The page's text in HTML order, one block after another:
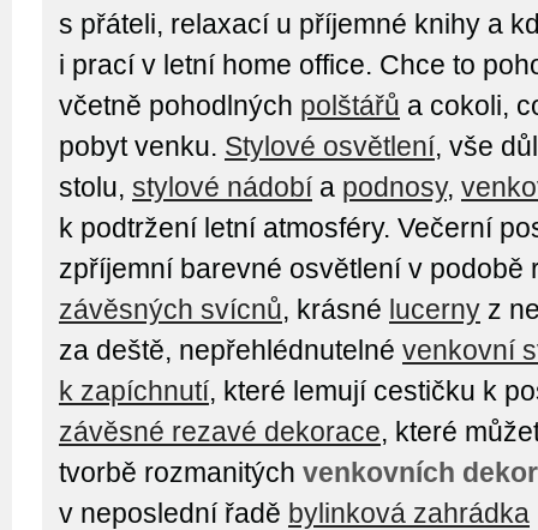
s přáteli, relaxací u příjemné knihy a
i prací v letní home office. Chce to
včetně pohodlných polštářů a cokoli,
pobyt venku. Stylové osvětlení, vše
stolu, stylové nádobí a podnosy,
k podtržení letní atmosféry. Večerní
zpříjemní barevné osvětlení v podobě
závěsných svícnů, krásné lucerny z
za deště, nepřehlédnutelné venkovní
k zapíchnutí, které lemují cestičku k
závěsné rezavé dekorace, které
tvorbě rozmanitých venkovních
v neposlední řadě bylinková zahrádka